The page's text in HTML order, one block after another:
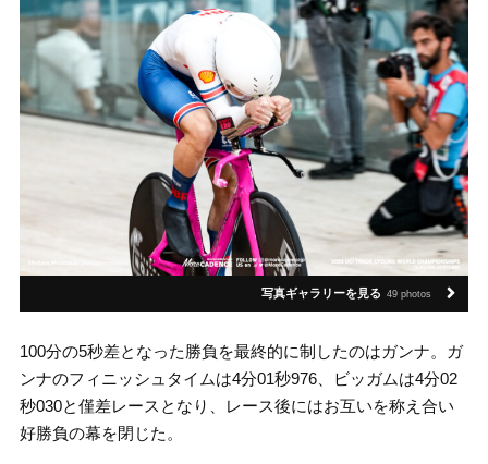
写真ギャラリーを見る 49 photos
100分の5秒差となった勝負を最終的に制したのはガンナ。ガ
ンナのフィニッシュタイムは4分01秒976、ビッガムは4分02
秒030と僅差レースとなり、レース後にはお互いを称え合い
好勝負の幕を閉じた。